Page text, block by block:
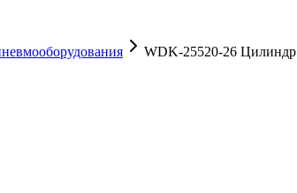
WDK-25520-26 Цилиндр